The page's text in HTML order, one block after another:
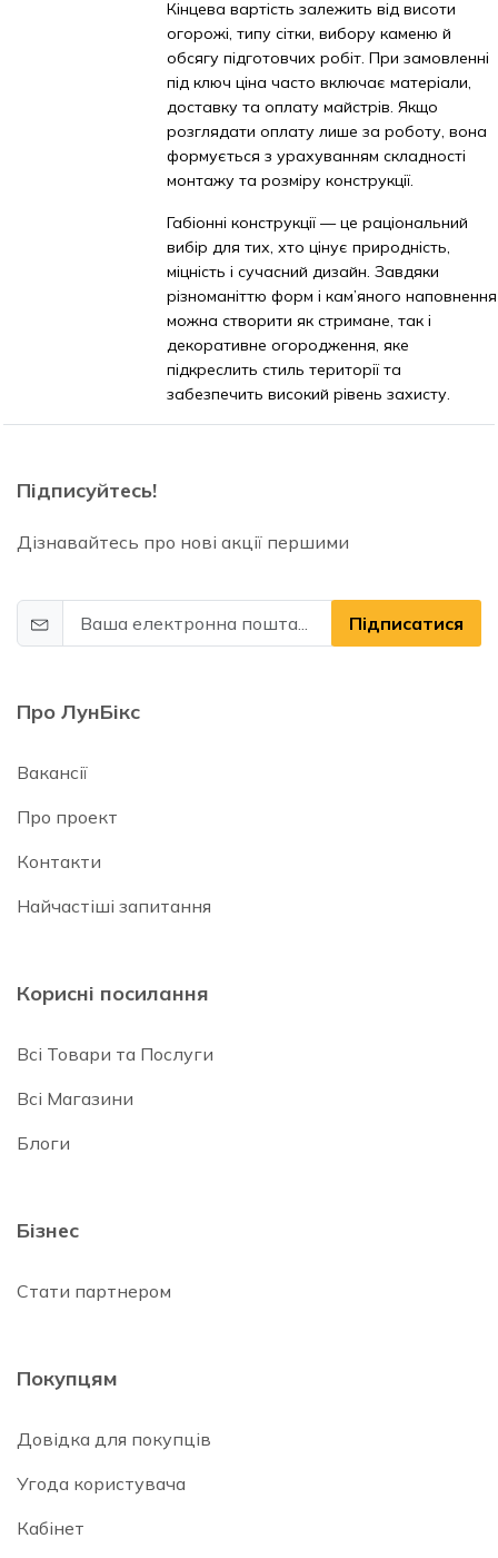
Кінцева вартість залежить від висоти
огорожі, типу сітки, вибору каменю й
обсягу підготовчих робіт. При замовленні
під ключ ціна часто включає матеріали,
доставку та оплату майстрів. Якщо
розглядати оплату лише за роботу, вона
формується з урахуванням складності
монтажу та розміру конструкції.
Габіонні конструкції — це раціональний
вибір для тих, хто цінує природність,
міцність і сучасний дизайн. Завдяки
різноманіттю форм і кам’яного наповнення
можна створити як стримане, так і
декоративне огородження, яке
підкреслить стиль території та
забезпечить високий рівень захисту.
Підписуйтесь!
Дізнавайтесь про нові акції першими
Підписатися
Про ЛунБікс
Вакансії
Про проект
Контакти
Найчастіші запитання
Корисні посилання
Всі Товари та Послуги
Всі Магазини
Блоги
Бізнес
Стати партнером
Покупцям
Довідка для покупців
Угода користувача
Кабінет